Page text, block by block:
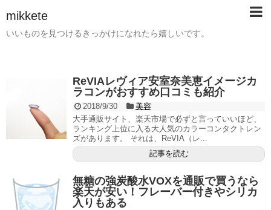
mikkete
いいものを見つけるきっかけになれたら嬉しいです。
ReVIAレヴィア安室奈美恵イメージカ
ラコンがおすすめ口コミも紹介
2018/9/30
美容
大手通販サイト、楽天市場で必ずと言っていいほど、
ランキング上位に入る大人気のカラーコンタクトレン
ズがあります。 それは、ReVIA（レ...
記事を読む
無糖の強炭酸水VOXを通販で買うなら
楽天が安い！フレーバー付きやシリカ
入りもある